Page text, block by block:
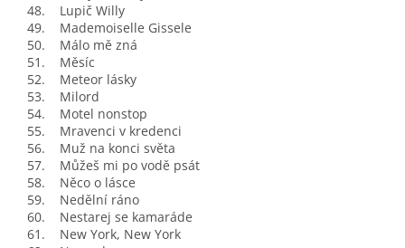
48. Lupič Willy
49. Mademoiselle Gissele
50. Málo mě zná
51. Měsíc
52. Meteor lásky
53. Milord
54. Motel nonstop
55. Mravenci v kredenci
56. Muž na konci světa
57. Můžeš mi po vodě psát
58. Něco o lásce
59. Nedělní ráno
60. Nestarej se kamaráde
61. New York, New York